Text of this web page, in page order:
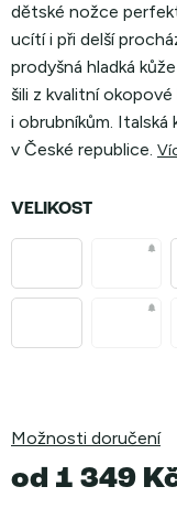
dětské nožce
ucítí i při delší
prodyšná hladká
šili z kvalitní
i obrubníkům.
v České republice.
VELIKOST
Možnosti doručení
od 1 349